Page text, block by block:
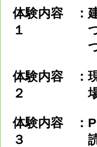
体験内容
１
体験内容
２
体験内容
３